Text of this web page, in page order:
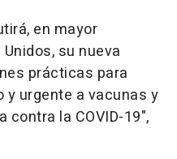
en mayor
su nueva
prácticas para
urgente a vacunas y
la COVID-19",